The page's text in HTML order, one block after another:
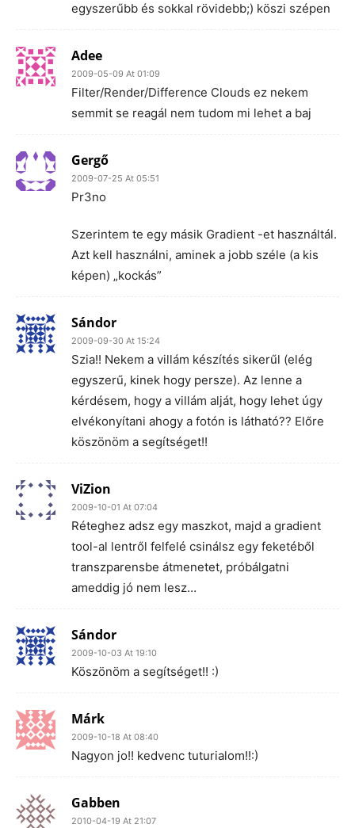
egyszerűbb és sokkal rövidebb;) köszi szépen
Adee
2009-05-09 At 01:09
Filter/Render/Difference Clouds ez nekem
semmit se reagál nem tudom mi lehet a baj
Gergő
2009-07-25 At 05:51
Pr3no
Szerintem te egy másik Gradient -et használtál.
Azt kell használni, aminek a jobb széle (a kis
képen) „kockás”
Sándor
2009-09-30 At 15:24
Szia!! Nekem a villám készítés sikerűl (elég
egyszerű, kinek hogy persze). Az lenne a
kérdésem, hogy a villám alját, hogy lehet úgy
elvékonyítani ahogy a fotón is látható?? Előre
köszönöm a segítséget!!
ViZion
2009-10-01 At 07:04
Réteghez adsz egy maszkot, majd a gradient
tool-al lentről felfelé csinálsz egy feketéből
transzparensbe átmenetet, próbálgatni
ameddig jó nem lesz…
Sándor
2009-10-03 At 19:10
Köszönöm a segítséget!! :)
Márk
2009-10-18 At 08:40
Nagyon jo!! kedvenc tuturialom!!:)
Gabben
2010-04-19 At 21:07